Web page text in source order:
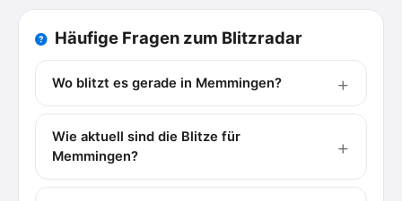
Häufige Fragen zum Blitzradar
Wo blitzt es gerade in Memmingen?
Wie aktuell sind die Blitze für
Memmingen?